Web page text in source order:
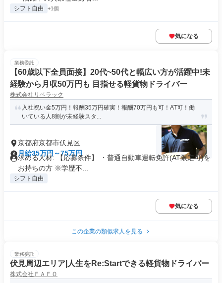
シフト自由 +1個
気になる
業務委託
【60歳以下全員面接】20代~50代と幅広い方が活躍中!未
経験から月収50万円も 目指せる軽貨物ドライバー
株式会社リベラック
入社祝い金5万円！報酬35万円確実！報酬70万円も可！AT可！働
いている人8割が未経験スタ...
京都府京都市伏見区
月給35万円～75万円
求める人材: 【応募条件】 ・普通自動車運転免許(AT限定可)を
お持ちの方 ※学歴不...
シフト自由
気になる
この企業の類似求人を見る
業務委託
伏見周辺エリア|人生をRe:Startできる軽貨物ドライバー
株式会社ＦＡＦＯ